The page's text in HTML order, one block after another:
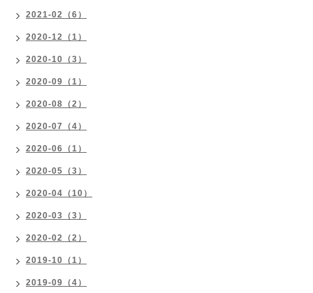
2021-02（6）
2020-12（1）
2020-10（3）
2020-09（1）
2020-08（2）
2020-07（4）
2020-06（1）
2020-05（3）
2020-04（10）
2020-03（3）
2020-02（2）
2019-10（1）
2019-09（4）